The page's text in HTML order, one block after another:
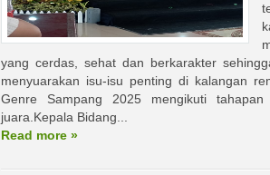
yang cerdas, sehat dan berkarakter
menyuarakan isu-isu penting di kalangan
Genre Sampang 2025 mengikuti
juara.Kepala Bidang...
Read more »